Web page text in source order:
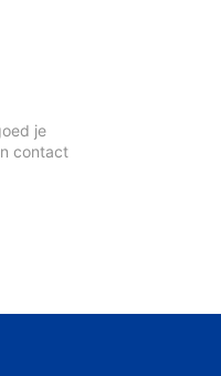
je
contact